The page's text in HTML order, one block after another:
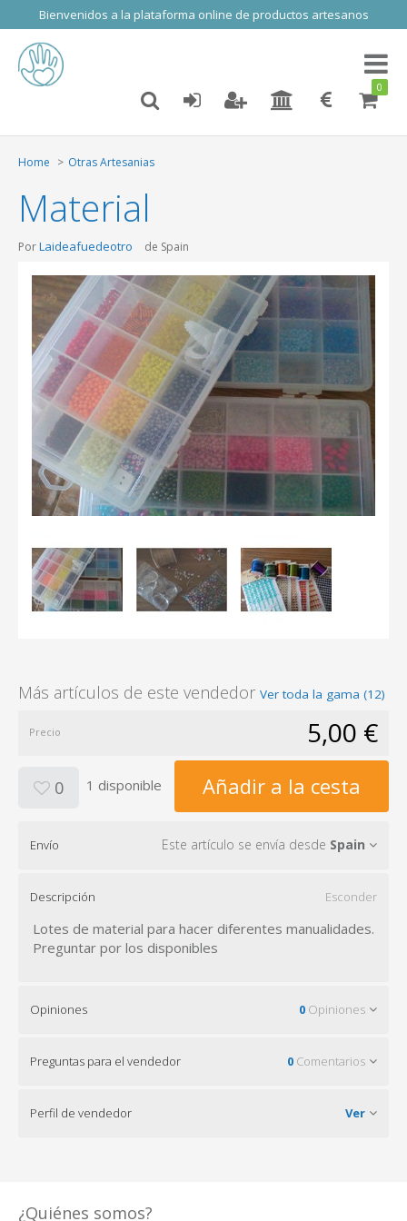
Bienvenidos a la plataforma online de productos artesanos
Toggle
0
Home Otras Artesanias
Material
PorLaideafuedeotro de Spain
Más artículos de este vendedor Ver toda la gama (12)
Precio 5,00 €
0 1 disponible Añadir a la cesta
Envío Este artículo se envía desde Spain
Descripción Esconder
Lotes de material para hacer diferentes manualidades.
Preguntar por los disponibles
Opiniones 0 Opiniones
Preguntas para el vendedor 0 Comentarios
Perfil de vendedor Ver
¿Quiénes somos?